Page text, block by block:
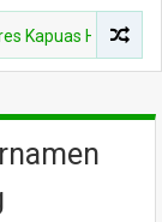
Hulu Berganti,